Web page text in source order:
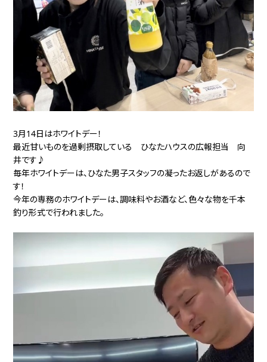
3月14日はホワイトデー！
最近甘いものを過剰摂取している ひなたハウスの広報担当 向
井です♪
毎年ホワイトデーは、ひなた男子スタッフの凝ったお返しがあるので
す！
今年の専務のホワイトデーは、調味料やお酒など、色々な物を千本
釣り形式で行われました。